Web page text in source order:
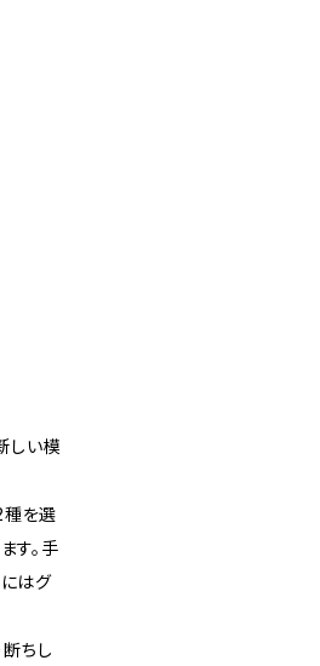
しい模
種を選
す。手
はグ
ちし